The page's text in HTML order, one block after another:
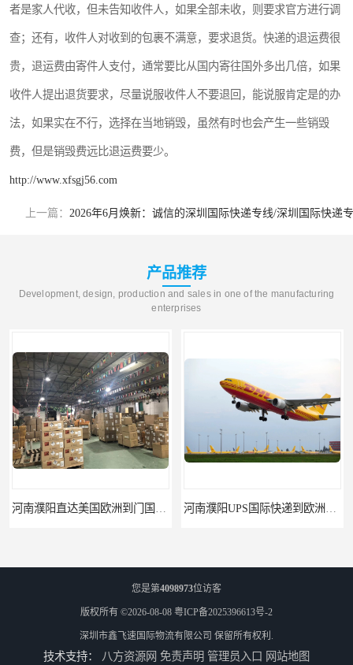
者是家人代收，但未告知收件人，如果全部未收，则要求官方进行调
查；还有，收件人对收到的包裹不满意，要求退货。快递的退运费很
贵，退运费由寄件人支付，通常要比从国内寄往国外多出几倍，如果
收件人提出退货要求，尽量说服收件人不要退回，能说服肯定是的办
法，如果实在不行，选择在当地销毁，虽然有时也会产生一些销毁
费，但是销毁费远比退运费要少。
http://www.xfsgj56.com
上一篇： 2026年6月焕新：诚信的深圳国际快递专线/深圳国际快递
产品推荐
Development, design, production and sales in one of the manufacturing
enterprises
您是第4098973位访客
版权所有 ©2026-08-08 粤ICP备2025396613号-2
深圳市鑫飞速国际物流有限公司 保留所有权利.
技术支持： 八方资源网 免责声明 管理员入口 网站地图